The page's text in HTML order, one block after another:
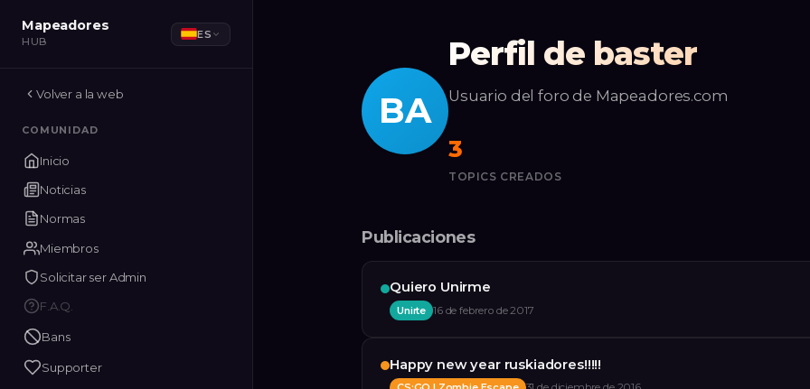
Mapeadores
HUB
ES
Volver a la web
COMUNIDAD
Inicio
Noticias
Normas
Miembros
Solicitar ser Admin
F.A.Q.
Bans
Supporter
BA
Perfil de baster
Usuario del foro de Mapeadores.com
3
TOPICS CREADOS
Publicaciones
Quiero Unirme
Unirte 16 de febrero de 2017
Happy new year ruskiadores!!!!!